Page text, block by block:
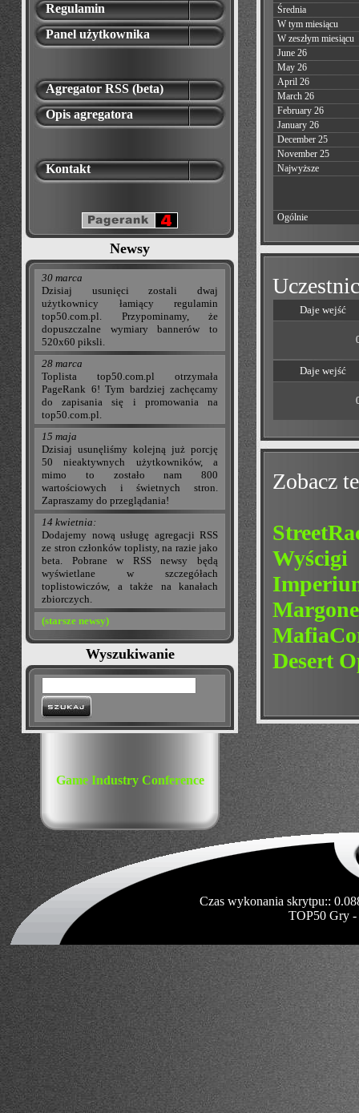
Regulamin
Panel użytkownika
Agregator RSS (beta)
Opis agregatora
Kontakt
Newsy
30 marca
Dzisiaj usunięci zostali dwaj
użytkownicy łamiący regulamin
top50.com.pl. Przypominamy, że
dopuszczalne wymiary bannerów to
520x60 piksli.
28 marca
Toplista top50.com.pl otrzymała
PageRank 6! Tym bardziej zachęcamy
do zapisania się i promowania na
top50.com.pl.
15 maja
Dzisiaj usunęliśmy kolejną już porcję
50 nieaktywnych użytkowników, a
mimo to zostało nam 800
wartościowych i świetnych stron.
Zapraszamy do przeglądania!
14 kwietnia:
Dodajemy nową usługę agregacji RSS
ze stron członków toplisty, na razie jako
beta. Pobrane w RSS newsy będą
wyświetlane w szczegółach
toplistowiczów, a także na kanałach
zbiorczych.
(starsze newsy)
Wyszukiwanie
Game Industry Conference
Średnia
W tym miesiącu
W zeszłym miesiącu
June 26
May 26
April 26
March 26
February 26
January 26
December 25
November 25
Najwyższe
Ogólnie
Daje wejść
Daje wejść
Zobacz
Wyścigi
Desert
Czas wykonania skrytpu::
TOP50 Gry